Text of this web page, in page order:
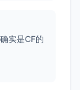
实是CF的